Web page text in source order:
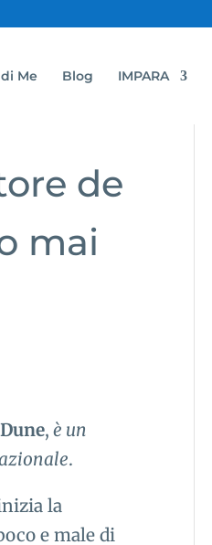
Me Blog IMPARA
de
mai
, è un
.
la
e male di